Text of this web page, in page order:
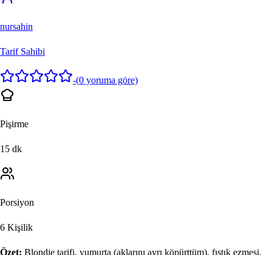
nursahin
Tarif Sahibi
-(0 yoruma göre)
Pişirme
15 dk
Porsiyon
6 Kişilik
Özet: Blondie tarifi, yumurta (aklarını ayrı köpürttüm), fıstık ezmesi,